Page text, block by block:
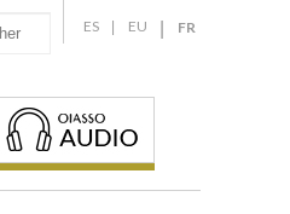
ES EU FR